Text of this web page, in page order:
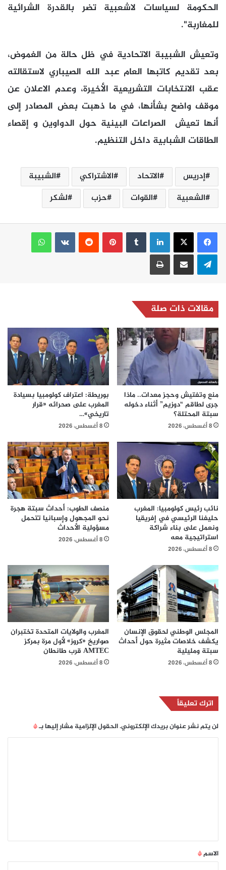
الحكومة لسياسات لاشعبية تضر بالقدرة الشرائية
للمغاربة".
وتعيش الشبيبة الاتحادية في ظل حالة من الغموض،
بعد تقديم كاتبها العام عبد الله الصيباري لاستقالته
عقب الانتخابات التشريعية الأخيرة، وعدم الاعلان عن
موقف واضح بشأنها، في ما ذهبت بعض المصادر إلى
أنها تعيش الصراعات البينية حول الدواوين و إقصاء
الطاقات الشبابية داخل التنظيم.
إدريس الاتحاد الاشتراكي
الشبيبة
الشعبية
القوات حزب لشكر
لينكدإن بينتيريست
واتساب
تيلقرام مشاركة عبر البريد طباعة
مقالات ذات صلة
منع وتفتيش وحجز معدات.. ماذا
جرى لطاقم “دوزيم” أثناء دخوله
سبتة المحتلة؟
8 أغسطس، 2026
بوريطة: اعتراف كولومبيا بسيادة
المغرب على صحرائه «قرار
تاريخي»…
8 أغسطس، 2026
نائب رئيس كولومبيا: المغرب
حليفنا الرئيسي في إفريقيا
ونعمل على بناء شراكة
استراتيجية معه
8 أغسطس، 2026
منصف الطوب: أحداث سبتة هجرة
نحو المجهول وإسبانيا تتحمل
مسؤولية الأحداث
8 أغسطس، 2026
المجلس الوطني لحقوق الإنسان
يكشف خلاصات مثيرة حول أحداث
سبتة ومليلية
8 أغسطس، 2026
المغرب والولايات المتحدة تختبران
صواريخ «كروز» لأول مرة بمركز
AMTEC قرب طانطان
8 أغسطس، 2026
اترك تعليقاً
لن يتم نشر عنوان بريدك الإلكتروني.الحقول الإلزامية مشار إليها بـ*
*
الاسم*